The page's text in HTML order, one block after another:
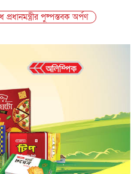
প্রধানমন্ত্রীর পুষ্পস্তবক অর্পণ